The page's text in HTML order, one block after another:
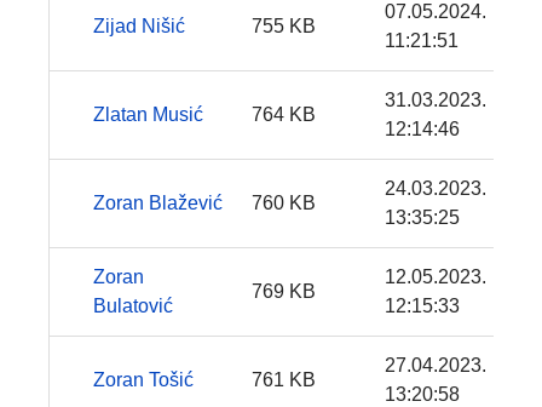
Zijad Nišić 755 KB
07.05.2024.
11:21:51
Zlatan Musić 764 KB
31.03.2023.
12:14:46
Zoran Blažević 760 KB
24.03.2023.
13:35:25
Zoran
Bulatović
769 KB
12.05.2023.
12:15:33
Zoran Tošić 761 KB
27.04.2023.
13:20:58